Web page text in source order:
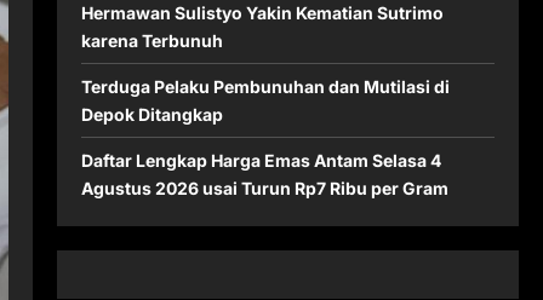
Hermawan Sulistyo Yakin Kematian Sutrimo
karena Terbunuh
Terduga Pelaku Pembunuhan dan Mutilasi di
Depok Ditangkap
Daftar Lengkap Harga Emas Antam Selasa 4
Agustus 2026 usai Turun Rp7 Ribu per Gram